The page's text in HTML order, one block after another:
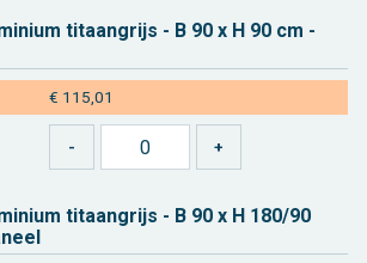
ti­taan­grijs - B 90 x H 90 cm -
€ 115,01
ti­taan­grijs - B 90 x H 180/90